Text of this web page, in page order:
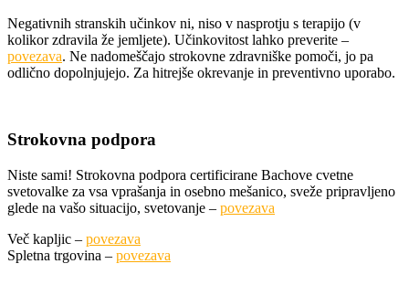
Negativnih stranskih učinkov ni, niso v nasprotju s terapijo (v
kolikor zdravila že jemljete). Učinkovitost lahko preverite –
povezava. Ne nadomeščajo strokovne zdravniške pomoči, jo pa
odlično dopolnjujejo. Za hitrejše okrevanje in preventivno uporabo.
Strokovna podpora
Niste sami! Strokovna podpora certificirane Bachove cvetne
svetovalke za vsa vprašanja in osebno mešanico, sveže pripravljeno
glede na vašo situacijo, svetovanje – povezava
Več kapljic – povezava
Spletna trgovina – povezava